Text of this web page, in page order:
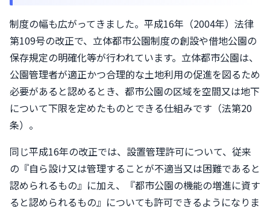
制度の幅も広がってきました。平成16年（2004年）法律
第109号の改正で、立体都市公園制度の創設や借地公園の
保存規定の明確化等が行われています。立体都市公園は、
公園管理者が適正かつ合理的な土地利用の促進を図るため
必要があると認めるとき、都市公園の区域を空間又は地下
について下限を定めたものとできる仕組みです（法第20
条）。
同じ平成16年の改正では、設置管理許可について、従来
の『自ら設け又は管理することが不適当又は困難であると
認められるもの』に加え、『都市公園の機能の増進に資す
ると認められるもの』についても許可できるようになりま